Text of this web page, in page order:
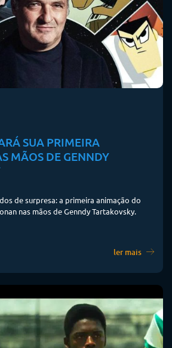
SUA PRIMEIRA
MÃOS DE GENNDY
de surpresa: a primeira animação do
nas mãos de Genndy Tartakovsky.
ler mais